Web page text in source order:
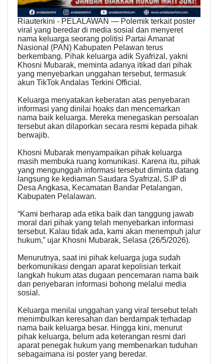
Riauterkini - PELALAWAN — Polemik terkait poster
viral yang beredar di media sosial dan menyeret
nama keluarga seorang politisi Partai Amanat
Nasional (PAN) Kabupaten Pelawan terus
berkembang. Pihak keluarga adik Syafrizal, yakni
Khosni Mubarak, meminta adanya itikad dari pihak
yang menyebarkan unggahan tersebut, termasuk
akun TikTok Andalas Terkini Official.
Keluarga menyatakan keberatan atas penyebaran
informasi yang dinilai hoaks dan mencemarkan
nama baik keluarga. Mereka menegaskan persoalan
tersebut akan dilaporkan secara resmi kepada pihak
berwajib.
Khosni Mubarak menyampaikan pihak keluarga
masih membuka ruang komunikasi. Karena itu, pihak
yang mengunggah informasi tersebut diminta datang
langsung ke kediaman Saudara Syafrizal, S.IP di
Desa Angkasa, Kecamatan Bandar Petalangan,
Kabupaten Pelalawan.
“Kami berharap ada etika baik dan tanggung jawab
moral dari pihak yang telah menyebarkan informasi
tersebut. Kalau tidak ada, kami akan menempuh jalur
hukum,” ujar Khosni Mubarak, Selasa (26/5/2026).
Menurutnya, saat ini pihak keluarga juga sudah
berkomunikasi dengan aparat kepolisian terkait
langkah hukum atas dugaan pencemaran nama baik
dan penyebaran informasi bohong melalui media
sosial.
Keluarga menilai unggahan yang viral tersebut telah
menimbulkan keresahan dan berdampak terhadap
nama baik keluarga besar. Hingga kini, menurut
pihak keluarga, belum ada keterangan resmi dari
aparat penegak hukum yang membenarkan tuduhan
sebagaimana isi poster yang beredar.